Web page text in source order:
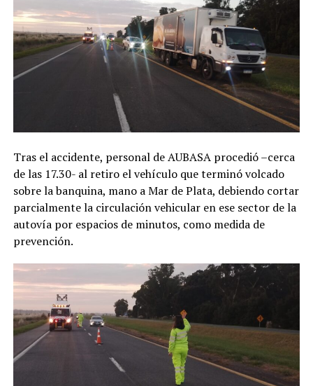
Tras el accidente, personal de AUBASA procedió –cerca
de las 17.30- al retiro el vehículo que terminó volcado
sobre la banquina, mano a Mar de Plata, debiendo cortar
parcialmente la circulación vehicular en ese sector de la
autovía por espacios de minutos, como medida de
prevención.